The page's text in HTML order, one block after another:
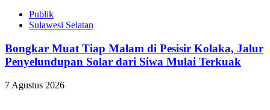
Publik
Sulawesi Selatan
Bongkar Muat Tiap Malam di Pesisir Kolaka, Jalur
Penyelundupan Solar dari Siwa Mulai Terkuak
7 Agustus 2026